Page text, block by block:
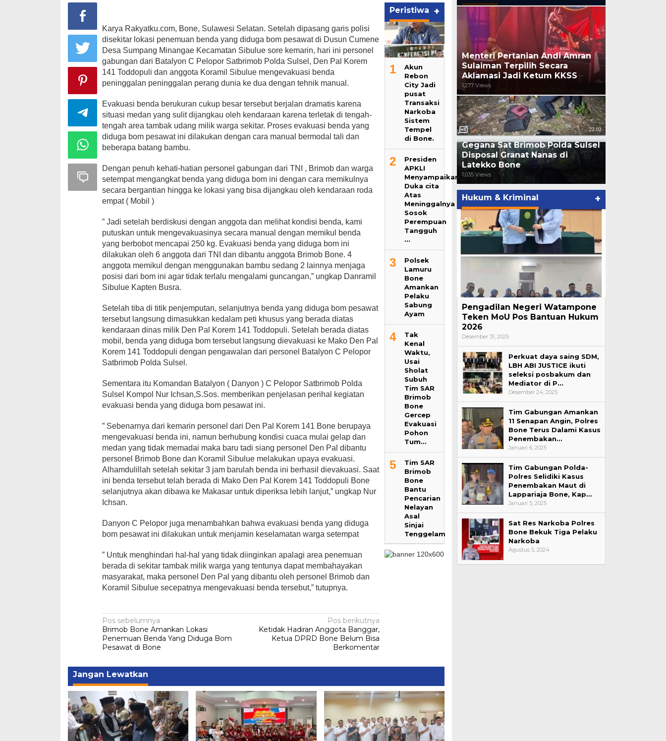
Karya Rakyatku.com, Bone, Sulawesi Selatan. Setelah dipasang garis polisi
disekitar lokasi penemuan benda yang diduga bom pesawat di Dusun Cumene
Desa Sumpang Minangae Kecamatan Sibulue sore kemarin, hari ini personel
gabungan dari Batalyon C Pelopor Satbrimob Polda Sulsel, Den Pal Korem
141 Toddopuli dan anggota Koramil Sibulue mengevakuasi benda
peninggalan peninggalan perang dunia ke dua dengan tehnik manual.
Evakuasi benda berukuran cukup besar tersebut berjalan dramatis karena
situasi medan yang sulit dijangkau oleh kendaraan karena terletak di tengah-
tengah area tambak udang milik warga sekitar. Proses evakuasi benda yang
diduga bom pesawat ini dilakukan dengan cara manual bermodal tali dan
beberapa batang bambu.
Dengan penuh kehati-hatian personel gabungan dari TNI , Brimob dan warga
setempat mengangkat benda yang diduga bom ini dengan cara memikulnya
secara bergantian hingga ke lokasi yang bisa dijangkau oleh kendaraan roda
empat ( Mobil )
” Jadi setelah berdiskusi dengan anggota dan melihat kondisi benda, kami
putuskan untuk mengevakuasinya secara manual dengan memikul benda
yang berbobot mencapai 250 kg. Evakuasi benda yang diduga bom ini
dilakukan oleh 6 anggota dari TNI dan dibantu anggota Brimob Bone. 4
anggota memikul dengan menggunakan bambu sedang 2 lainnya menjaga
posisi dari bom ini agar tidak terlalu mengalami guncangan,” ungkap Danramil
Sibulue Kapten Busra.
Setelah tiba di titik penjemputan, selanjutnya benda yang diduga bom pesawat
tersebut langsung dimasukkan kedalam peti khusus yang berada diatas
kendaraan dinas milik Den Pal Korem 141 Toddopuli. Setelah berada diatas
mobil, benda yang diduga bom tersebut langsung dievakuasi ke Mako Den Pal
Korem 141 Toddopuli dengan pengawalan dari personel Batalyon C Pelopor
Satbrimob Polda Sulsel.
Sementara itu Komandan Batalyon ( Danyon ) C Pelopor Satbrimob Polda
Sulsel Kompol Nur Ichsan,S.Sos. memberikan penjelasan perihal kegiatan
evakuasi benda yang diduga bom pesawat ini.
” Sebenarnya dari kemarin personel dari Den Pal Korem 141 Bone berupaya
mengevakuasi benda ini, namun berhubung kondisi cuaca mulai gelap dan
medan yang tidak memadai maka baru tadi siang personel Den Pal dibantu
personel Brimob Bone dan Koramil Sibulue melakukan upaya evakuasi.
Alhamdulillah setelah sekitar 3 jam barulah benda ini berhasil dievakuasi. Saat
ini benda tersebut telah berada di Mako Den Pal Korem 141 Toddopuli Bone
selanjutnya akan dibawa ke Makasar untuk diperiksa lebih lanjut,” ungkap Nur
Ichsan.
Danyon C Pelopor juga menambahkan bahwa evakuasi benda yang diduga
bom pesawat ini dilakukan untuk menjamin keselamatan warga setempat
” Untuk menghindari hal-hal yang tidak diinginkan apalagi area penemuan
berada di sekitar tambak milik warga yang tentunya dapat membahayakan
masyarakat, maka personel Den Pal yang dibantu oleh personel Brimob dan
Koramil Sibulue secepatnya mengevakuasi benda tersebut,” tutupnya.
Navigasi
pos
Pos sebelumnya
Brimob Bone Amankan Lokasi
Penemuan Benda Yang Diduga Bom
Pesawat di Bone
Pos berikutnya
Ketidak Hadiran Anggota Banggar,
Ketua DPRD Bone Belum Bisa
Berkomentar
Peristiwa +
1
Akun
Rebon
City Jadi
pusat
Transaksi
Narkoba
Sistem
Tempel
di Bone.
2
Presiden
APKLI
Menyampaikan
Duka cita
Atas
Meninggalnya
Sosok
Perempuan
Tangguh
…
3
Polsek
Lamuru
Bone
Amankan
Pelaku
Sabung
Ayam
4
Tak
Kenal
Waktu,
Usai
Sholat
Subuh
Tim SAR
Brimob
Bone
Gercep
Evakuasi
Pohon
Tum…
5
Tim SAR
Brimob
Bone
Bantu
Pencarian
Nelayan
Asal
Sinjai
Tenggelam
Jangan Lewatkan
Menteri Pertanian Andi Amran
Sulaiman Terpilih Secara
Aklamasi Jadi Ketum KKSS
1,277 Views
Gegana Sat Brimob Polda Sulsel
Disposal Granat Nanas di
Latekko Bone
1,035 Views
Hukum & Kriminal +
Pengadilan Negeri Watampone
Teken MoU Pos Bantuan Hukum
2026
Desember 31, 2025
Perkuat daya saing SDM,
LBH ABI JUSTICE ikuti
seleksi posbakum dan
Mediator di P…
Desember 24, 2025
Tim Gabungan Amankan
11 Senapan Angin, Polres
Bone Terus Dalami Kasus
Penembakan…
Januari 6, 2025
Tim Gabungan Polda-
Polres Selidiki Kasus
Penembakan Maut di
Lappariaja Bone, Kap…
Januari 5, 2025
Sat Res Narkoba Polres
Bone Bekuk Tiga Pelaku
Narkoba
Agustus 5, 2024